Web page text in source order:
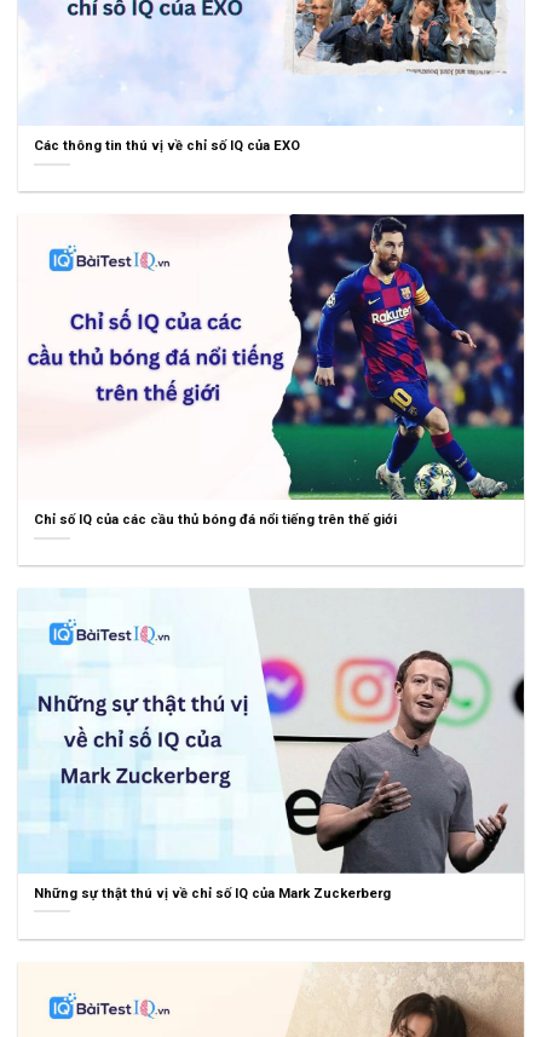
Các thông tin thú vị về chỉ số IQ của EXO
Chỉ số IQ của các cầu thủ bóng đá nổi tiếng trên thế giới
Những sự thật thú vị về chỉ số IQ của Mark Zuckerberg